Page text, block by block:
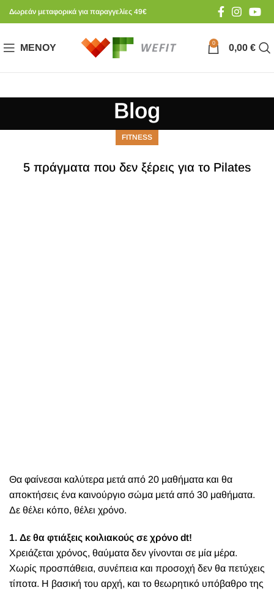
Δωρεάν μεταφορικά για παραγγελίες 49€
ΜΕΝΟΎ 0 0,00 €
Blog
FITNESS
5 πράγματα που δεν ξέρεις για το Pilates
Θα φαίνεσαι καλύτερα μετά από 20 μαθήματα και θα
αποκτήσεις ένα καινούργιο σώμα μετά από 30 μαθήματα.
Δε θέλει κόπο, θέλει χρόνο.
1. Δε θα φτιάξεις κοιλιακούς σε χρόνο dt!
Χρειάζεται χρόνος, θαύματα δεν γίνονται σε μία μέρα.
Xωρίς προσπάθεια, συνέπεια και προσοχή δεν θα πετύχεις
τίποτα. H βασική του αρχή, και το θεωρητικό υπόβαθρο της